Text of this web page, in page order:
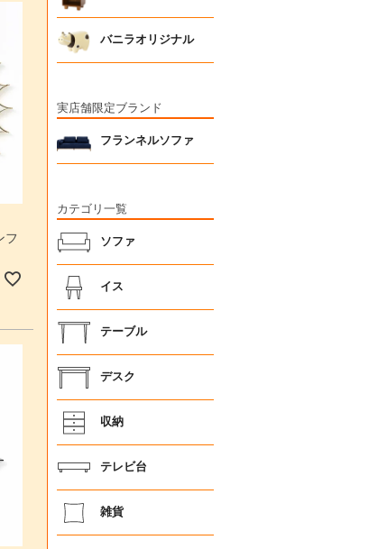
フ
バニラオリジナル
実店舗限定ブランド
フランネルソファ
カテゴリ一覧
ソファ
イス
テーブル
デスク
収納
テレビ台
雑貨